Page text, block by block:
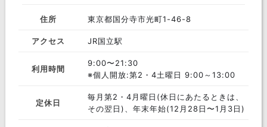
住所 東京都国分寺市光町1-46-8
アクセス JR国立駅
利用時間
9:00〜21:30
※個人開放:第2・4土曜日 9:00～13:00
定休日
毎月第2・4月曜日(休日にあたるときは、
その翌日)、年末年始(12月28日〜1月3日)